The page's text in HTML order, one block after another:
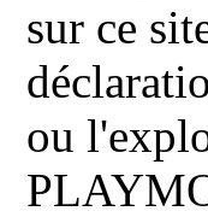
sur ce
ou